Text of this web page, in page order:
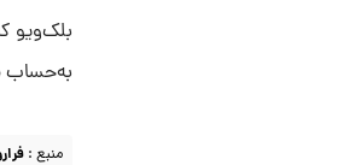
بلک‌ویو
به‌حساب
منبع :